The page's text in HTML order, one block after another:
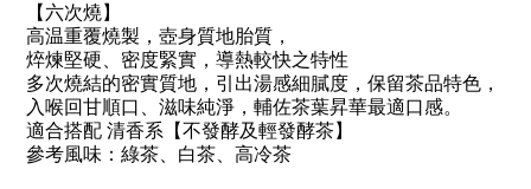
【六次燒】
高温重覆燒製，壺身質地胎質，
焠煉堅硬、密度緊實，導熱較快之特性
多次燒結的密實質地，引出湯感細膩度，保留茶品特色，
入喉回甘順口、滋味純淨，輔佐茶葉昇華最適口感。
適合搭配 清香系【不發酵及輕發酵茶】
參考風味：綠茶、白茶、高冷茶